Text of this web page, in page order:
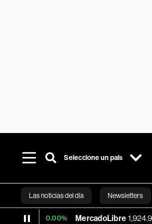
Seleccione un país
Las noticias del día Newsletters
MercadoLibre 1,924.95 +1.85%